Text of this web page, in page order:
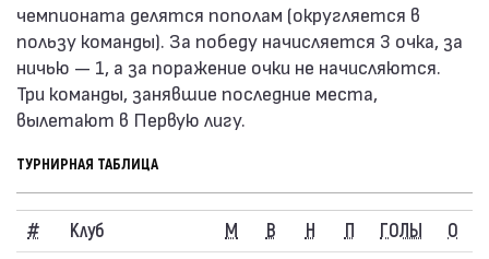
чемпионата делятся пополам (округляется в
пользу команды). За победу начисляется 3 очка, за
ничью — 1, а за поражение очки не начисляются.
Три команды, занявшие последние места,
вылетают в Первую лигу.
ТУРНИРНАЯ ТАБЛИЦА
# Клуб M В Н П ГОЛЫ
О